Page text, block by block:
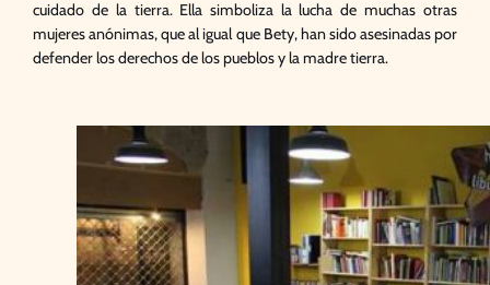
cuidado de la tierra. Ella simboliza la lucha de muchas otras
mujeres anónimas, que al igual que Bety, han sido asesinadas por
defender los derechos de los pueblos y la madre tierra.